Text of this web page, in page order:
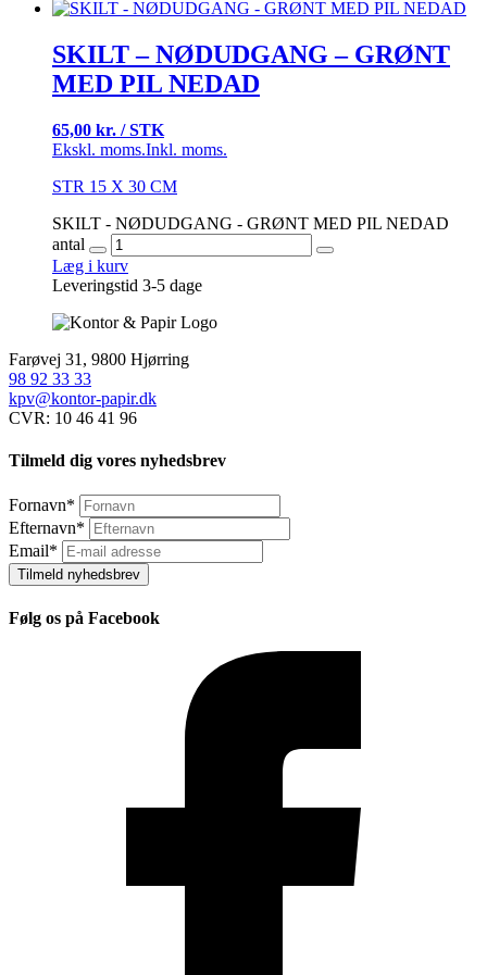
SKILT – NØDUDGANG – GRØNT
MED PIL NEDAD
65,00 kr. / STK
Ekskl. moms.Inkl. moms.
STR 15 X 30 CM
SKILT - NØDUDGANG - GRØNT MED PIL NEDAD
antal
Læg i kurv
Leveringstid 3-5 dage
Farøvej 31, 9800 Hjørring
98 92 33 33
kpv@kontor-papir.dk
CVR: 10 46 41 96
Tilmeld dig vores nyhedsbrev
Fornavn*
Efternavn*
Email*
Tilmeld nyhedsbrev
Følg os på Facebook